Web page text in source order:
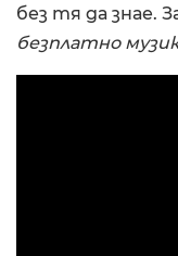
без тя да знае.
безплатно